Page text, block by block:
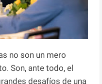
no son un mero
Son, ante todo, el
desafíos de una